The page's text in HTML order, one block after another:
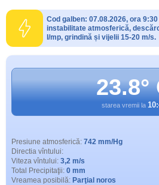
Cod galben: 07.08.2026, ora
instabilitate atmosferică,
l/mp, grindină și vijelii 15-20 m/s.
23.8°
starea vremii la
Presiune atmosferică: 742 mm/Hg
Directia vîntului:
Viteza vîntului: 3,2 m/s
Total Precipitaţii: 0 mm
Vreamea posibilă: Parţial noros